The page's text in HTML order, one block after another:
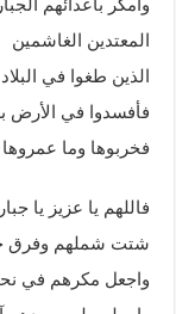
وامكر بأعدائهم
المعتدين الغاشمين
الذين طغوا في
فأفسدوا في الأرض
فخربوها وما عمروها
فاللهم يا عزيز يا جبار
شتت شملهم وفرق
واجعل مكرهم في